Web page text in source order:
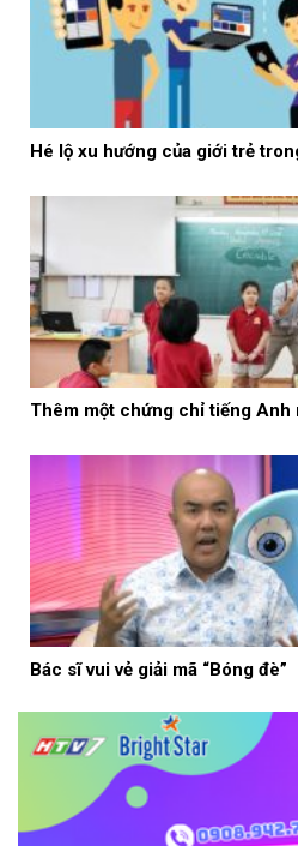
Hé lộ xu hướng của giới trẻ
Thêm một chứng chỉ tiếng Anh
Bác sĩ vui vẻ giải mã “Bóng đè”